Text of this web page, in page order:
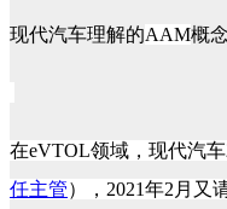
现代汽车理解的AAM概
在eVTOL领域，现代汽
任主管）， 2021年2月又